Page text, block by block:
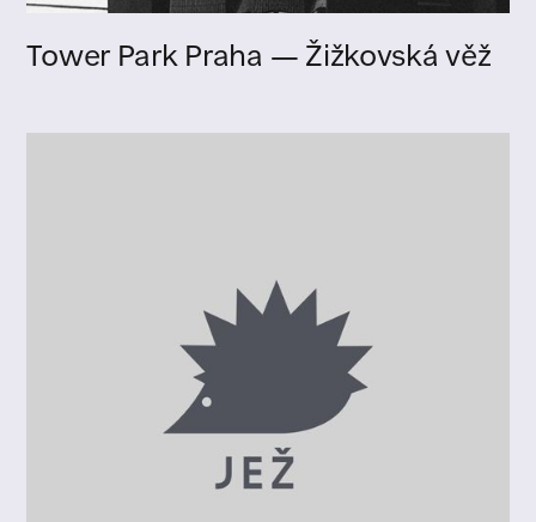
Tower Park Praha — Žižkovská věž